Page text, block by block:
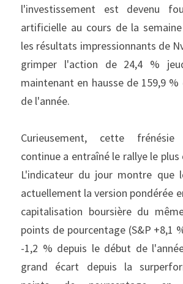
l'investissement est devenu
artificielle au cours de la
les résultats impressionnants de
grimper l'action de 24,4 %
maintenant en hausse de 159,9
de l'année.
Curieusement, cette frénésie
continue a entraîné le rallye le
L'indicateur du jour montre que
actuellement la version pondérée
capitalisation boursière du
points de pourcentage (S&P +8,1
-1,2 % depuis le début de
grand écart depuis la